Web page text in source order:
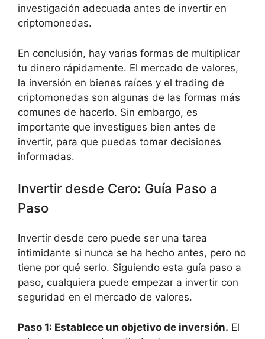
investigación adecuada antes de invertir en
criptomonedas.
En conclusión, hay varias formas de multiplicar
tu dinero rápidamente. El mercado de valores,
la inversión en bienes raíces y el trading de
criptomonedas son algunas de las formas más
comunes de hacerlo. Sin embargo, es
importante que investigues bien antes de
invertir, para que puedas tomar decisiones
informadas.
Invertir desde Cero: Guía Paso a
Paso
Invertir desde cero puede ser una tarea
intimidante si nunca se ha hecho antes, pero no
tiene por qué serlo. Siguiendo esta guía paso a
paso, cualquiera puede empezar a invertir con
seguridad en el mercado de valores.
Paso 1: Establece un objetivo de inversión. El